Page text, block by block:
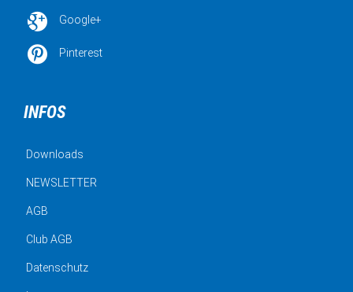
 Google+
 Pinterest
INFOS
Downloads
NEWSLETTER
AGB
Club AGB
Datenschutz